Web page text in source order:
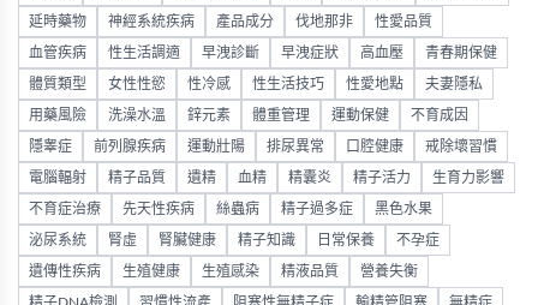
延時藥物 神經系統疾病 產品成分 伐地那非 性愛品質
血管疾病 性生活調適 早洩診斷 早洩症狀 高血壓 青春期保健
體質類型 女性性慾 性冷感 性生活技巧 性愛地點 夫妻隱私
用藥風險 洗澡水溫 鋅元素 體重管理 運動保健 不育成因
隱睾症 前列腺疾病 運動壯陽 排尿異常 口腔健康 戒除壞習慣
電腦輻射 精子品質 遺精 血精 精囊炎 精子活力 生育力影響
不育症治療 先天性疾病 絲蟲病 精子過多症 黑色水果
泌尿系統 腎虛 腎臟健康 精子知識 日常保養 不孕症
遺傳性疾病 生殖健康 生殖感染 精液品質 營養失衡